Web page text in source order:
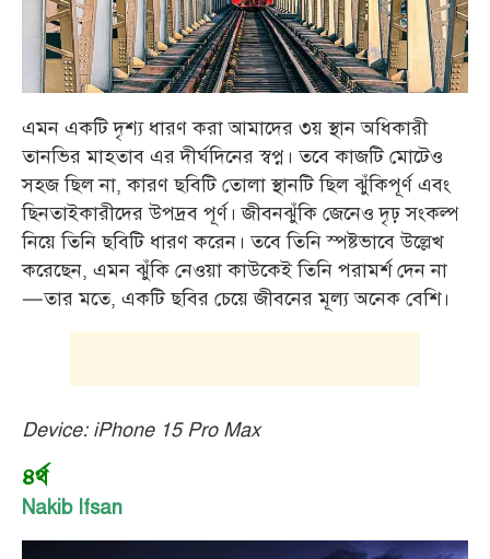
এমন একটি দৃশ্য ধারণ করা আমাদের ৩য় স্থান অধিকারী
তানভির মাহতাব এর দীর্ঘদিনের স্বপ্ন। তবে কাজটি মোটেও
সহজ ছিল না, কারণ ছবিটি তোলা স্থানটি ছিল ঝুঁকিপূর্ণ এবং
ছিনতাইকারীদের উপদ্রব পূর্ণ। জীবনঝুঁকি জেনেও দৃঢ় সংকল্প
নিয়ে তিনি ছবিটি ধারণ করেন। তবে তিনি স্পষ্টভাবে উল্লেখ
করেছেন, এমন ঝুঁকি নেওয়া কাউকেই তিনি পরামর্শ দেন না
—তার মতে, একটি ছবির চেয়ে জীবনের মূল্য অনেক বেশি।
Device: iPhone 15 Pro Max
৪র্থ
Nakib Ifsan